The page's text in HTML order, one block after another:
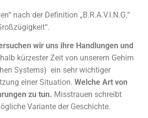
nach der Definition „B.R.A.V.I.N.G.“
wir uns ihre Handlungen und
kürzester Zeit von unserem Gehirn
Systems) ein sehr wichtiger
einer Situation. Welche Art von
zu tun. Misstrauen schreibt
Variante der Geschichte.